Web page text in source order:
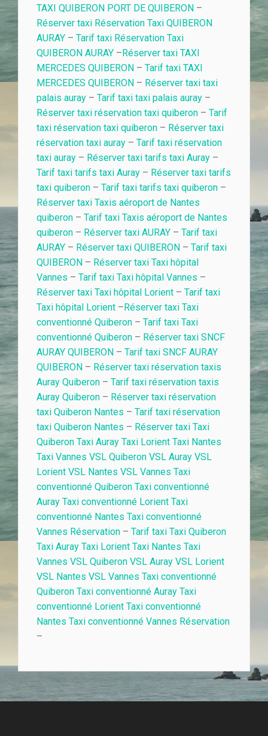
TAXI QUIBERON PORT DE QUIBERON –
Réserver taxi Réservation Taxi QUIBERON
AURAY – Tarif taxi Réservation Taxi
QUIBERON AURAY – Réserver taxi TAXI
MERCEDES QUIBERON – Tarif taxi TAXI
MERCEDES QUIBERON – Réserver taxi taxi
palais auray – Tarif taxi taxi palais auray –
Réserver taxi réservation taxi quiberon – Tarif
taxi réservation taxi quiberon – Réserver taxi
réservation taxi auray – Tarif taxi réservation
taxi auray – Réserver taxi tarifs taxi Auray –
Tarif taxi tarifs taxi Auray – Réserver taxi tarifs
taxi quiberon – Tarif taxi tarifs taxi quiberon –
Réserver taxi Taxis aéroport de Nantes
quiberon – Tarif taxi Taxis aéroport de Nantes
quiberon – Réserver taxi AURAY – Tarif taxi
AURAY – Réserver taxi QUIBERON – Tarif taxi
QUIBERON – Réserver taxi Taxi hôpital
Vannes – Tarif taxi Taxi hôpital Vannes –
Réserver taxi Taxi hôpital Lorient – Tarif taxi
Taxi hôpital Lorient – Réserver taxi Taxi
conventionné Quiberon – Tarif taxi Taxi
conventionné Quiberon – Réserver taxi SNCF
AURAY QUIBERON – Tarif taxi SNCF AURAY
QUIBERON – Réserver taxi réservation taxis
Auray Quiberon – Tarif taxi réservation taxis
Auray Quiberon – Réserver taxi réservation
taxi Quiberon Nantes – Tarif taxi réservation
taxi Quiberon Nantes – Réserver taxi Taxi
Quiberon Taxi Auray Taxi Lorient Taxi Nantes
Taxi Vannes VSL Quiberon VSL Auray VSL
Lorient VSL Nantes VSL Vannes Taxi
conventionné Quiberon Taxi conventionné
Auray Taxi conventionné Lorient Taxi
conventionné Nantes Taxi conventionné
Vannes Réservation – Tarif taxi Taxi Quiberon
Taxi Auray Taxi Lorient Taxi Nantes Taxi
Vannes VSL Quiberon VSL Auray VSL Lorient
VSL Nantes VSL Vannes Taxi conventionné
Quiberon Taxi conventionné Auray Taxi
conventionné Lorient Taxi conventionné
Nantes Taxi conventionné Vannes Réservation
–